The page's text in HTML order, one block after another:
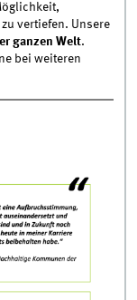
vertiefen. Unsere
ganzen Welt.
bei weiteren